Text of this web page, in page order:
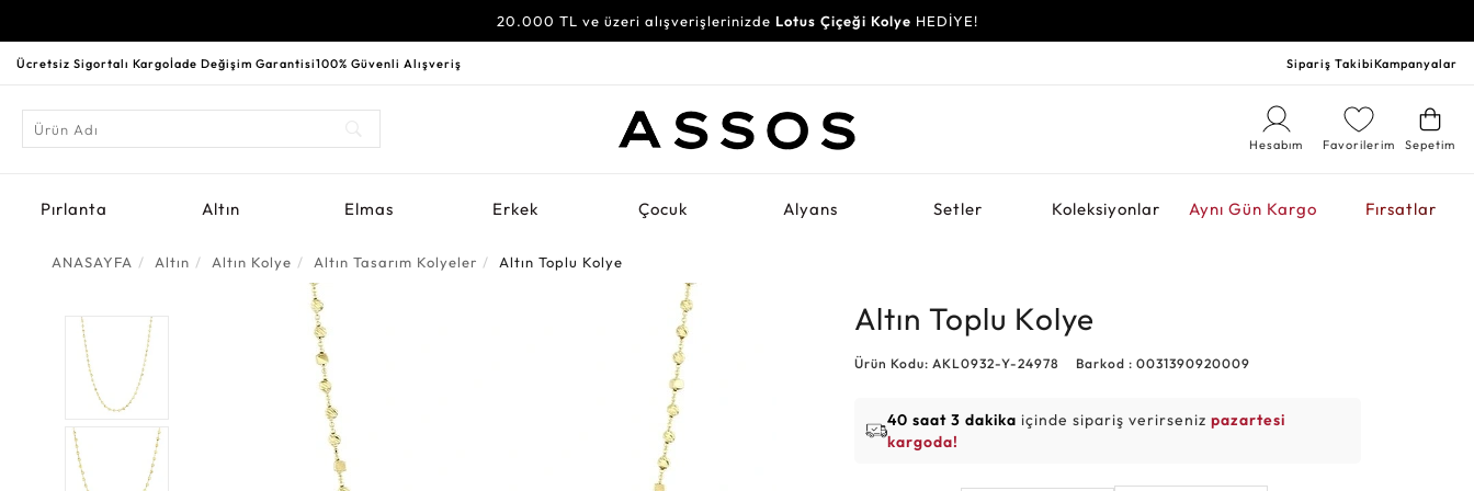
20.000 TL ve üzeri alışverişlerinizde Lotus Çiçeği Kolye HEDİYE!
Ücretsiz Sigortalı Kargoİade Değişim Garantisi100% Güvenli Alışveriş Sipariş TakibiKampanyalar
Sepetim
Favorilerim
Hesabım
Pırlanta Altın Elmas Erkek Çocuk Alyans Setler Koleksiyonlar Aynı Gün Kargo Fırsatlar
ANASAYFA Altın Altın Kolye Altın Tasarım Kolyeler Altın Toplu Kolye
Altın Toplu Kolye
Ürün Kodu: AKL0932-Y-24978 Barkod : 0031390920009
40 saat 3 dakika içinde sipariş verirsenizpazartesi
kargoda!